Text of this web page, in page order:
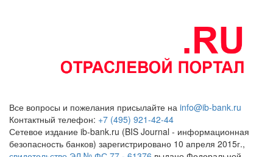
Все вопросы и пожелания присылайте на info@ib-bank.ru
Контактный телефон: +7 (495) 921-42-44
Сетевое издание ib-bank.ru (BIS Journal - информационная
безопасность банков) зарегистрировано 10 апреля 2015г.,